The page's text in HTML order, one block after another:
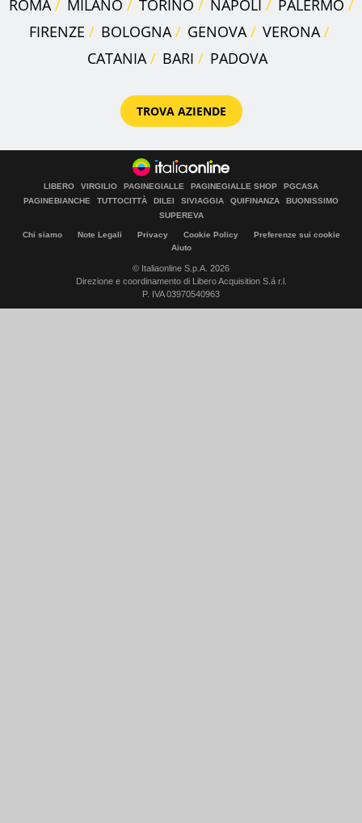
ROMA MILANO TORINO NAPOLI
PALERMO
FIRENZE
BOLOGNA GENOVA
VERONA
CATANIA
BARI PADOVA
TROVA AZIENDE
LIBERO VIRGILIO PAGINEGIALLE PAGINEGIALLE SHOP
PGCASA
PAGINEBIANCHE
TUTTOCITTÀ DILEI SIVIAGGIA QUIFINANZA
BUONISSIMO
SUPEREVA
Chi siamo Note Legali Privacy Cookie Policy
Preferenze sui cookie
Aiuto
© Italiaonline S.p.A. 2026
Direzione e coordinamento di Libero Acquisition S.á r.l.
P. IVA 03970540963